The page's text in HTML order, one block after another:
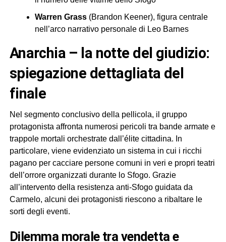
Warren Grass(Brandon Keener), figura centrale
nell’arco narrativo personale di Leo Barnes
anarchia – la notte del giudizio:
spiegazione dettagliata del
finale
Nel segmento conclusivo della pellicola, il gruppo
protagonista affronta numerosi pericoli tra bande armate e
trappole mortali orchestrate dall’élite cittadina. In
particolare, viene evidenziato un sistema in cui i ricchi
pagano per cacciare persone comuni in veri e propri teatri
dell’orrore organizzati durante lo Sfogo. Grazie
all’intervento della resistenza anti-Sfogo guidata da
Carmelo, alcuni dei protagonisti riescono a ribaltare le
sorti degli eventi.
dilemma morale tra vendetta e